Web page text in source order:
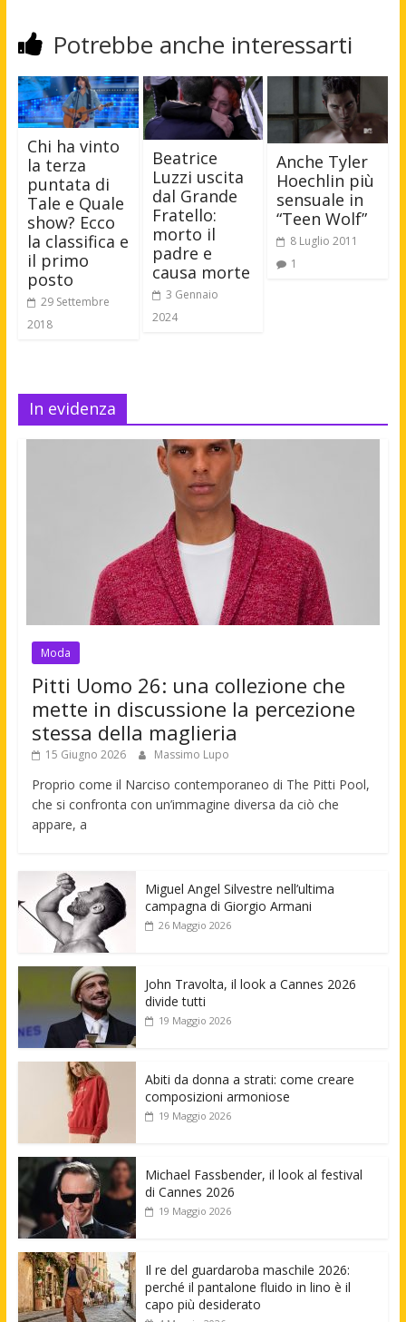
Potrebbe anche interessarti
Chi ha vinto
la terza
puntata di
Tale e Quale
show? Ecco
la classifica e
il primo
posto
29 Settembre
2018
Beatrice
Luzzi uscita
dal Grande
Fratello:
morto il
padre e
causa morte
3 Gennaio
2024
Anche Tyler
Hoechlin più
sensuale in
“Teen Wolf”
8 Luglio 2011
1
In evidenza
Moda
Pitti Uomo 26: una collezione che
mette in discussione la percezione
stessa della maglieria
15 Giugno 2026 Massimo Lupo
Proprio come il Narciso contemporaneo di The Pitti Pool,
che si confronta con un’immagine diversa da ciò che
appare, a
Miguel Angel Silvestre nell’ultima
campagna di Giorgio Armani
26 Maggio 2026
John Travolta, il look a Cannes 2026
divide tutti
19 Maggio 2026
Abiti da donna a strati: come creare
composizioni armoniose
19 Maggio 2026
Michael Fassbender, il look al festival
di Cannes 2026
19 Maggio 2026
Il re del guardaroba maschile 2026:
perché il pantalone fluido in lino è il
capo più desiderato